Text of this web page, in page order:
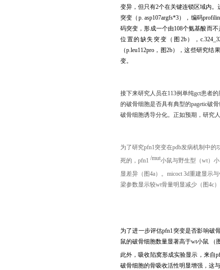
变异，但只有2个在关键连锁区域内。
突变（ p. asp107argfs*3），编码
码突变，形成一个由108个氨基酸而不
位置的缺失突变（图 2b），
（p.leu112pro ，图2b），这些研究结
变。
接下来研究人员在113例单纯gct患者的
的破骨细胞是否具有典型的pagetic破
破骨细胞诱导分化。正如预期，研究
为了研究pfn1突变在pdb发病机制中的
死的， pfn1 /mut小鼠与野生型（wt）
显差异（图4a）。 micoct 3d重建显示与
梁参数显示较wt骨量明显减少（图4c
为了进一步评估pfn1 突变是否影响破
鼠的破骨细胞数量显著高于wt小鼠
（
此外，吸收陷窝形成实验显示，来自
破骨细胞的骨吸收活性明显增强，这与